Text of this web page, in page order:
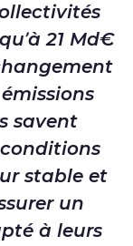
21 Md€
savent
stable et
un
à leurs